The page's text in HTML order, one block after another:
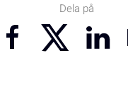
Dela på